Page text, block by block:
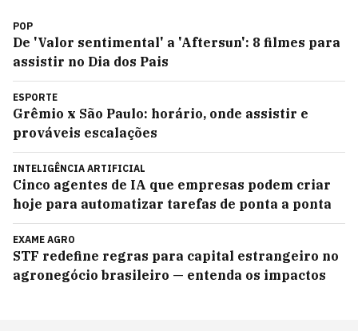
POP
De 'Valor sentimental' a 'Aftersun': 8 filmes para
assistir no Dia dos Pais
ESPORTE
Grêmio x São Paulo: horário, onde assistir e
prováveis escalações
INTELIGÊNCIA ARTIFICIAL
Cinco agentes de IA que empresas podem criar
hoje para automatizar tarefas de ponta a ponta
EXAME AGRO
STF redefine regras para capital estrangeiro no
agronegócio brasileiro — entenda os impactos